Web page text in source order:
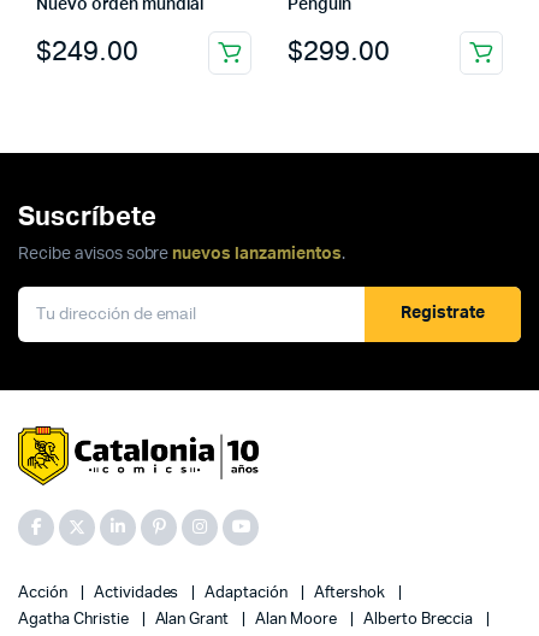
Nuevo orden mundial
$249.00
Penguin
$299.00
Suscríbete
Recibe avisos sobre nuevos lanzamientos.
Registrate
Acción Actividades Adaptación
Aftershok
Agatha Christie
Alan Grant Alan Moore
Alberto Breccia